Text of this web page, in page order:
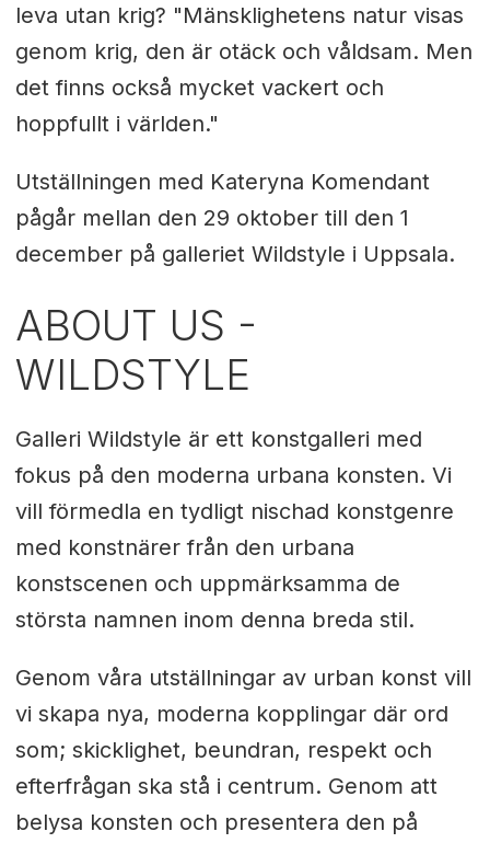
leva utan krig? "Mänsklighetens natur visas
genom krig, den är otäck och våldsam. Men
det finns också mycket vackert och
hoppfullt i världen."
Utställningen med Kateryna Komendant
pågår mellan den 29 oktober till den 1
december på galleriet Wildstyle i Uppsala.
ABOUT US -
WILDSTYLE
Galleri Wildstyle är ett konstgalleri med
fokus på den moderna urbana konsten. Vi
vill förmedla en tydligt nischad konstgenre
med konstnärer från den urbana
konstscenen och uppmärksamma de
största namnen inom denna breda stil.
Genom våra utställningar av urban konst vill
vi skapa nya, moderna kopplingar där ord
som; skicklighet, beundran, respekt och
efterfrågan ska stå i centrum. Genom att
belysa konsten och presentera den på